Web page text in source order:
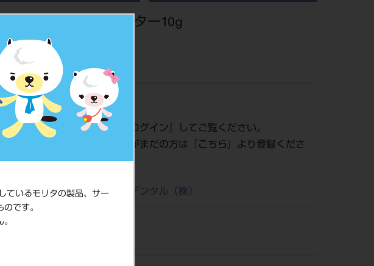
ているモリタの製品、サー
です。
ーセレン AAA ラスター10g
ラミック修復用陶材
202280551
価格の確認は『 ログイン 』してご覧ください。
ネット会員登録がまだの方は『
こちら
』より登録くださ
い。
クラレノリタケデンタル（株）
載ペー